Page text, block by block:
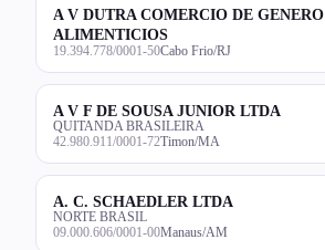
A V DUTRA COMERCIO DE GENERO
ALIMENTICIOS
19.394.778/0001-50Cabo Frio/RJ
A V F DE SOUSA JUNIOR LTDA
QUITANDA BRASILEIRA
42.980.911/0001-72Timon/MA
A. C. SCHAEDLER LTDA
NORTE BRASIL
09.000.606/0001-00Manaus/AM